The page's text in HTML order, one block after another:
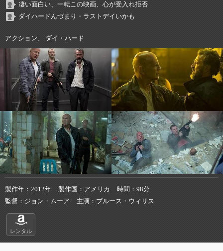
凄い面白い、一転この映画、心が受入れ拒否
ダイハードんづまり・ラストデイいかも
アクション、 ダイ・ハード
製作年 2012年 製作国 アメリカ 時間
98分
監督
ジョン・ムーア 主演 ブルース・ウィリス
レンタル